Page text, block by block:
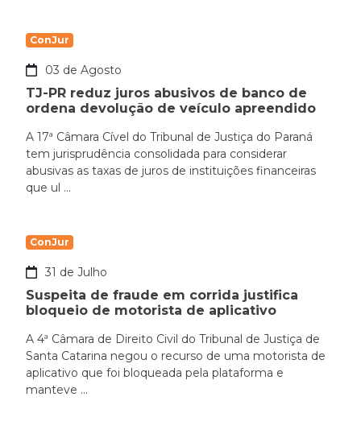
ConJur
03 de Agosto
TJ-PR reduz juros abusivos de banco de
ordena devolução de veículo apreendido
A 17ª Câmara Cível do Tribunal de Justiça do Paraná
tem jurisprudência consolidada para considerar
abusivas as taxas de juros de instituições financeiras
que ul ...
ConJur
31 de Julho
Suspeita de fraude em corrida justifica
bloqueio de motorista de aplicativo
A 4ª Câmara de Direito Civil do Tribunal de Justiça de
Santa Catarina negou o recurso de uma motorista de
aplicativo que foi bloqueada pela plataforma e
manteve ...